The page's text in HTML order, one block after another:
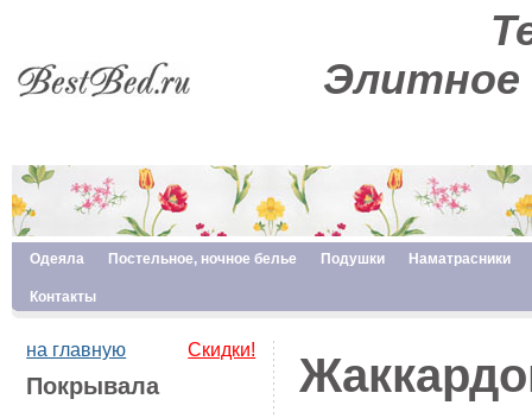
Элитное
Одеяла Постельное, ночное белье Подушки Наматрасники
Контакты
Скидки!
на главную
Покрывала